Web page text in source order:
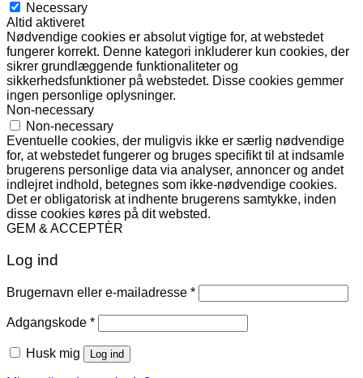
Necessary
Altid aktiveret
Nødvendige cookies er absolut vigtige for, at webstedet
fungerer korrekt. Denne kategori inkluderer kun cookies, der
sikrer grundlæggende funktionaliteter og
sikkerhedsfunktioner på webstedet. Disse cookies gemmer
ingen personlige oplysninger.
Non-necessary
Non-necessary
Eventuelle cookies, der muligvis ikke er særlig nødvendige
for, at webstedet fungerer og bruges specifikt til at indsamle
brugerens personlige data via analyser, annoncer og andet
indlejret indhold, betegnes som ikke-nødvendige cookies.
Det er obligatorisk at indhente brugerens samtykke, inden
disse cookies køres på dit websted.
GEM & ACCEPTÈR
Log ind
Brugernavn eller e-mailadresse *Påkrævet
Adgangskode *Påkrævet
Husk mig Log ind